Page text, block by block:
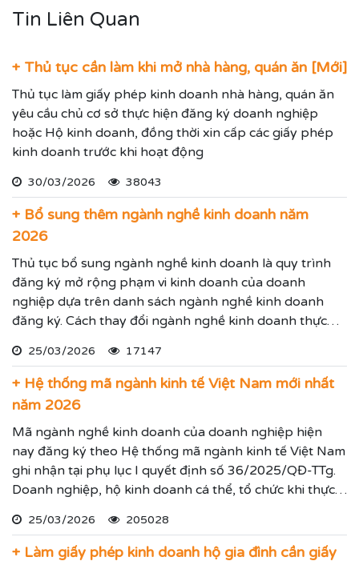
Tin Liên Quan
+ Thủ tục cần làm khi mở nhà hàng, quán ăn [Mới]
Thủ tục làm giấy phép kinh doanh nhà hàng, quán ăn
yêu cầu chủ cơ sở thực hiện đăng ký doanh nghiệp
hoặc Hộ kinh doanh, đồng thời xin cấp các giấy phép
kinh doanh trước khi hoạt động
30/03/2026 38043
+ Bổ sung thêm ngành nghề kinh doanh năm
2026
Thủ tục bổ sung ngành nghề kinh doanh là quy trình
đăng ký mở rộng phạm vi kinh doanh của doanh
nghiệp dựa trên danh sách ngành nghề kinh doanh
đăng ký. Cách thay đổi ngành nghề kinh doanh thực
25/03/2026 17147
+ Hệ thống mã ngành kinh tế Việt Nam mới nhất
năm 2026
Mã ngành nghề kinh doanh của doanh nghiệp hiện
nay đăng ký theo Hệ thống mã ngành kinh tế Việt Nam
ghi nhận tại phụ lục I quyết định số 36/2025/QĐ-TTg.
Doanh nghiệp, hộ kinh doanh cá thể, tổ chức khi thực
ghi nhận lĩnh vực hoạt động, ngành nghề kinh doanh
theo hệ thống mã ngành kinh tế chúng tôi vừa nêu.
25/03/2026 205028
+ Làm giấy phép kinh doanh hộ gia đình cần giấy